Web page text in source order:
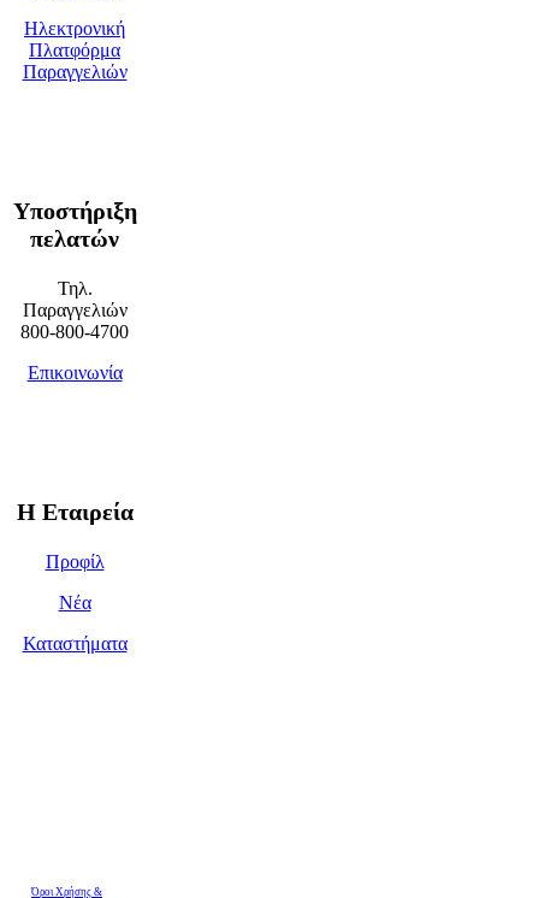
Ηλεκτρονική
Πλατφόρμα
Παραγγελιών
Υποστήριξη
πελατών
Τηλ.
Παραγγελιών
800-800-4700
Επικοινωνία
Η Εταιρεία
Προφίλ
Νέα
Καταστήματα
Όροι Χρήσης &